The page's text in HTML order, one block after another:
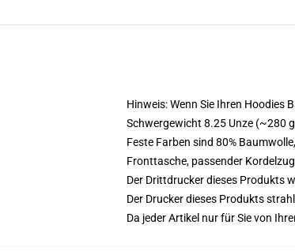
Hinweis: Wenn Sie Ihren Hoodies
Schwergewicht 8.25 Unze (~280
Feste Farben sind 80%
Fronttasche, passender
Der Drittdrucker dieses Produkts
Der Drucker dieses Produkts
Da jeder Artikel nur für Sie von